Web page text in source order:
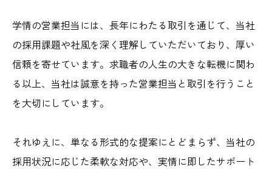
学情の営業担当には、長年にわたる取引を通じて、当社
の採用課題や社風を深く理解していただいており、厚い
信頼を寄せています。求職者の人生の大きな転機に関わ
る以上、当社は誠意を持った営業担当と取引を行うこと
を大切にしています。
それゆえに、単なる形式的な提案にとどまらず、当社の
採用状況に応じた柔軟な対応や、実情に即したサポート